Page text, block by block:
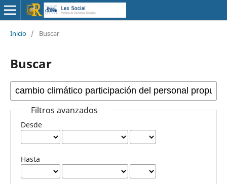
Inicio / Buscar
Buscar
Filtros avanzados
Desde
Hasta